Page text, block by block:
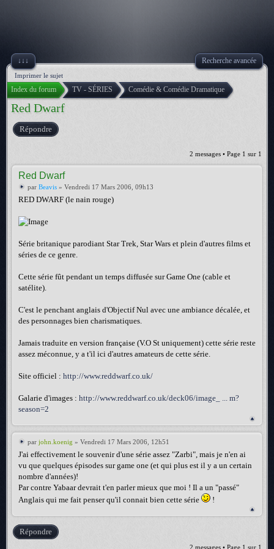
↓↓↓ Recherche avancée
Imprimer le sujet
Index du forum TV - SÉRIES Comédie & Comédie Dramatique
Red Dwarf
Répondre
2 messages • Page 1 sur 1
Red Dwarf
par Beavis » Vendredi 17 Mars 2006, 09h13
RED DWARF (le nain rouge)
Série britanique parodiant Star Trek, Star Wars et plein d'autres films et
séries de ce genre.
Cette série fût pendant un temps diffusée sur Game One (cable et
satélite).
C'est le penchant anglais d'Objectif Nul avec une ambiance décalée, et
des personnages bien charismatiques.
Jamais traduite en version française (V.O St uniquement) cette série reste
assez méconnue, y a t'il ici d'autres amateurs de cette série.
Site officiel : http://www.reddwarf.co.uk/
Galarie d'images : http://www.reddwarf.co.uk/deck06/image_ ... m?
season=2
par john.koenig » Vendredi 17 Mars 2006, 12h51
J'ai effectivement le souvenir d'une série assez "Zarbi", mais je n'en ai
vu que quelques épisodes sur game one (et qui plus est il y a un certain
nombre d'années)!
Par contre Yabaar devrait t'en parler mieux que moi ! Il a un "passé"
Anglais qui me fait penser qu'il connait bien cette série
!
Répondre
2 messages • Page 1 sur 1